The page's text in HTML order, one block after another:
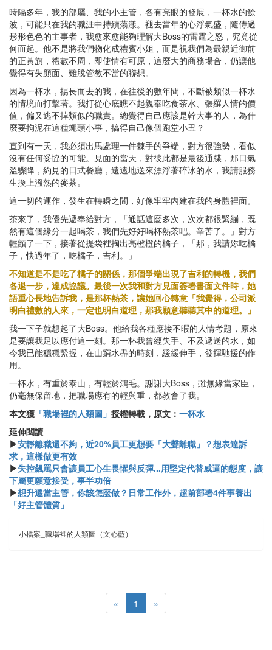
時隔多年，我的部屬、我的小主管，各有亮眼的發展，一杯水的餘
波，可能只在我的職涯中持續蕩漾。褪去當年的心浮氣盛，隨侍過
形形色色的主事者，我愈來愈能夠理解大Boss的雷霆之怒，究竟從
何而起。他不是將我們物化成禮賓小姐，而是視我們為最親近御前
的正黃旗，禮數不周，即使情有可原，這麼大的商務場合，仍讓他
覺得有失顏面、難脫管教不當的聯想。
因為一杯水，揚長而去的我，在往後的數年間，不斷被類似一杯水
的情境而打擊著。我打從心底瞧不起親奉吃食茶水、張羅人情的價
值，偏又逃不掉類似的職責。總覺得自己應該是幹大事的人，為什
麼要拘泥在這種蠅頭小事，搞得自己像個跑堂小丑？
直到有一天，我必須出馬處理一件棘手的爭端，對方很強勢，看似
沒有任何妥協的可能。見面的當天，對彼此都是最後通牒，那日氣
溫驟降，約見的日式餐廳，遠遠地送來漂浮著碎冰的水，我請服務
生換上溫熱的麥茶。
這一切的運作，發生在轉瞬之間，好像牢牢內建在我的身體裡面。
茶來了，我優先遞奉給對方，「通話這麼多次，次次都很緊繃，既
然有這個緣分一起喝茶，我們先好好喝杯熱茶吧。辛苦了。」對方
輕顫了一下，接著從提袋裡掏出亮橙橙的橘子，「那，我請妳吃橘
子，快過年了，吃橘子，吉利。」
不知道是不是吃了橘子的關係，那個爭端出現了吉利的轉機，我們
各退一步，達成協議。最後一次我和對方見面簽署書面文件時，她
語重心長地告訴我，是那杯熱茶，讓她回心轉意「我覺得，公司派
明白禮數的人來，一定也明白道理，那我願意聽聽其中的道理。」
我一下子就想起了大Boss。他給我各種應接不暇的人情考題，原來
是要讓我足以應付這一刻。那一杯我曾經失手、不及遞送的水，如
今我已能穩穩緊握，在山窮水盡的時刻，緩緩伸手，發揮馳援的作
用。
一杯水，有重於泰山，有輕於鴻毛。謝謝大Boss，雖無緣當家臣，
仍毫無保留地，把職場應有的輕與重，都教會了我。
本文獲 「職場裡的人類圖」 授權轉載，原文： 一杯水
延伸閱讀
▶安靜離職還不夠，近20%員工更想要「大聲離職」？想表達訴
求，這樣做更有效
▶失控飆罵只會讓員工心生畏懼與反彈...用堅定代替威逼的態度，讓
下屬更願意接受，事半功倍
▶想升遷當主管，你該怎麼做？日常工作外，超前部署4件事養出
「好主管體質」
小檔案_職場裡的人類圖（文心藍）
« 1 »